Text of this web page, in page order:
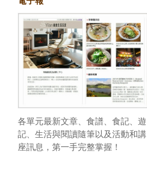
各單元最新文章、食譜、食記、遊
記、生活與閱讀隨筆以及活動和講
座訊息，第一手完整掌握！